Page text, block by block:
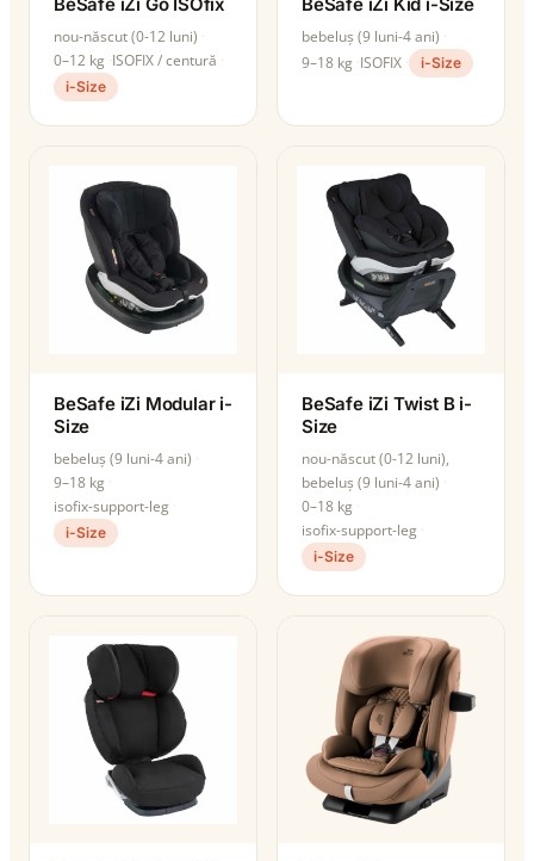
BeSafe iZi Go ISOfix
nou-născut (0-12 luni)
0–12 kg ISOFIX / centură
i-Size
BeSafe iZi Kid i-Size
bebeluș (9 luni-4 ani)
9–18 kg ISOFIX i-Size
BeSafe iZi Modular i-
Size
bebeluș (9 luni-4 ani)
9–18 kg
isofix-support-leg
i-Size
BeSafe iZi Twist B i-
Size
nou-născut (0-12 luni),
bebeluș (9 luni-4 ani)
0–18 kg
isofix-support-leg
i-Size